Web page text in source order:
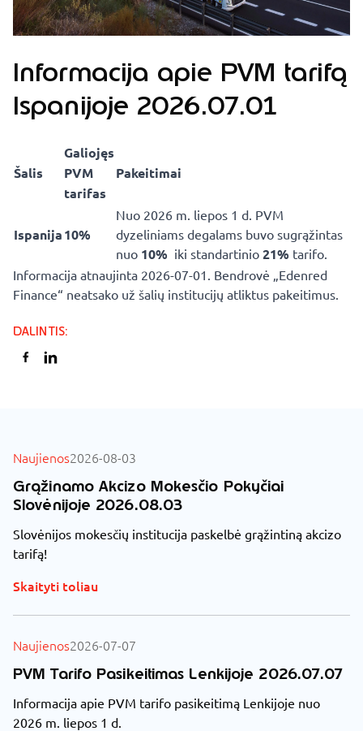
Informacija apie PVM tarifą
Ispanijoje 2026.07.01
Šalis
Galiojęs
PVM
tarifas
Pakeitimai
Ispanija10%
Nuo 2026 m. liepos 1 d. PVM
dyzeliniams degalams buvo sugrąžintas
nuo 10% iki standartinio 21% tarifo.
Informacija atnaujinta 2026-07-01. Bendrovė „Edenred
Finance“ neatsako už šalių institucijų atliktus pakeitimus.
DALINTIS:
Naujienos2026-08-03
Grąžinamo Akcizo Mokesčio Pokyčiai
Slovėnijoje 2026.08.03
Slovėnijos mokesčių institucija paskelbė grąžintiną akcizo
tarifą!
Skaityti toliau
Naujienos2026-07-07
PVM Tarifo Pasikeitimas Lenkijoje 2026.07.07
Informacija apie PVM tarifo pasikeitimą Lenkijoje nuo
2026 m. liepos 1 d.